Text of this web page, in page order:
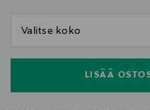
LISÄÄ